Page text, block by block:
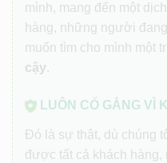
mình, mang đến một
hàng, những người
muốn tìm cho mình một
cậy.
LUÔN CỐ GẮNG VÌ
Đó là sự thật, dù chúng
được tất cả khách hàng,